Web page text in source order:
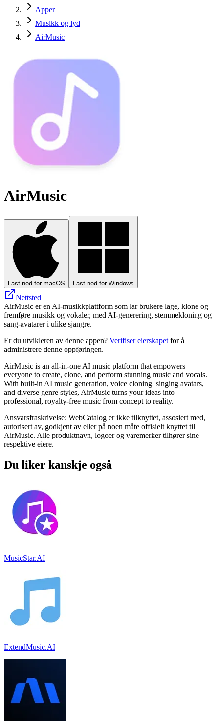
Apper
Musikk og lyd
AirMusic
AirMusic
Last ned for macOS Last ned for Windows
Nettsted
AirMusic er en AI-musikkplattform som lar brukere lage, klone og
fremføre musikk og vokaler, med AI-generering, stemmekloning og
sang-avatarer i ulike sjangre.
Er du utvikleren av denne appen? Verifiser eierskapet for å
administrere denne oppføringen.
AirMusic is an all-in-one AI music platform that empowers
everyone to create, clone, and perform stunning music and vocals.
With built-in AI music generation, voice cloning, singing avatars,
and diverse genre styles, AirMusic turns your ideas into
professional, royalty-free music from concept to reality.
Ansvarsfraskrivelse: WebCatalog er ikke tilknyttet, assosiert med,
autorisert av, godkjent av eller på noen måte offisielt knyttet til
AirMusic. Alle produktnavn, logoer og varemerker tilhører sine
respektive eiere.
Du liker kanskje også
MusicStar.AI
ExtendMusic.AI